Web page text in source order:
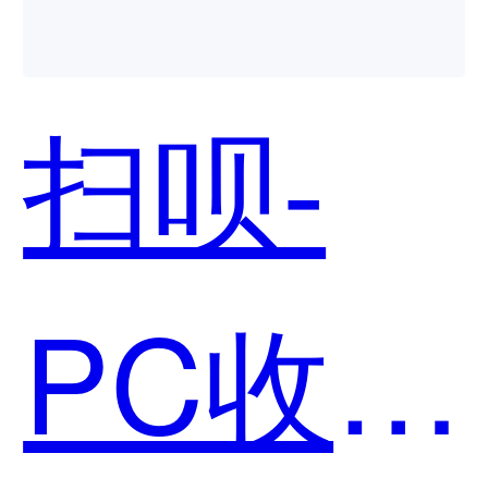
哪个好
用？
扫呗-
PC收银